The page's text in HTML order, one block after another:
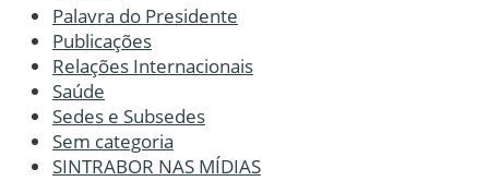
Palavra do Presidente
Publicações
Relações Internacionais
Saúde
Sedes e Subsedes
Sem categoria
SINTRABOR NAS MÍDIAS